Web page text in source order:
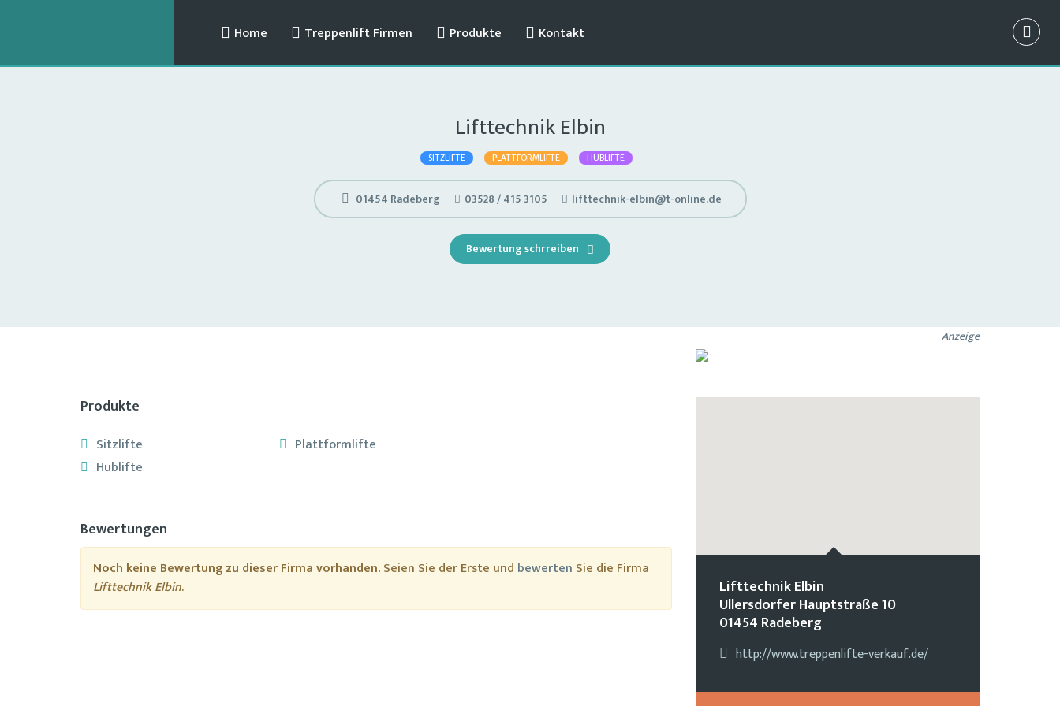
Home Treppenlift Firmen Produkte Kontakt
Lifttechnik Elbin
SITZLIFTE PLATTFORMLIFTE HUBLIFTE
01454 Radeberg 03528 / 415 3105 lifttechnik-elbin@t-online.de
Bewertung schrreiben
Produkte
Sitzlifte
Plattformlifte
Hublifte
Bewertungen
Noch keine Bewertung zu dieser Firma vorhanden.Seien Sie der Erste und bewerten Sie die Firma
Lifttechnik Elbin.
Anzeige
Lifttechnik Elbin
Ullersdorfer Hauptstraße 10
01454 Radeberg
http://www.treppenlifte-verkauf.de/